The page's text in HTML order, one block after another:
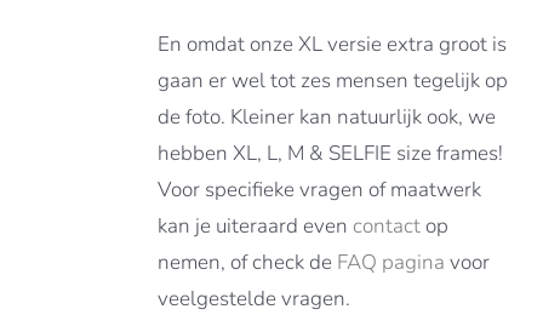
En omdat onze XL versie extra groot is
gaan er wel tot zes mensen tegelijk op
de foto. Kleiner kan natuurlijk ook, we
hebben XL, L, M & SELFIE size frames!
Voor specifieke vragen of maatwerk
kan je uiteraard even contactop
nemen, of check de FAQ pagina voor
veelgestelde vragen.